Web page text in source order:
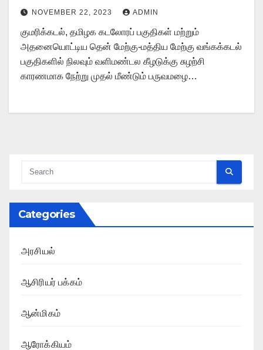
NOVEMBER 22, 2023 ADMIN
குமரிக்கடல், தமிழக கடலோரப் பகுதிகள் மற்றும்
அதனையொட்டிய தென் மேற்கு-மத்திய மேற்கு வங்கக்கடல்
பகுதிகளில் நிலவும் வளிமண்டல கீழடுக்கு சுழற்சி
காரணமாக நேற்று முதல் மீண்டும் பருவமழை…
Categories
அரசியல்
ஆசிரியர் பக்கம்
ஆன்மிகம்
ஆரோக்கியம்